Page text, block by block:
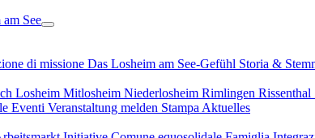
di missione Das Losheim am See-Gefühl Storia &
Losheim Mitlosheim Niederlosheim Rimlingen Rissenthal
Eventi Veranstaltung melden Stampa Aktuelles